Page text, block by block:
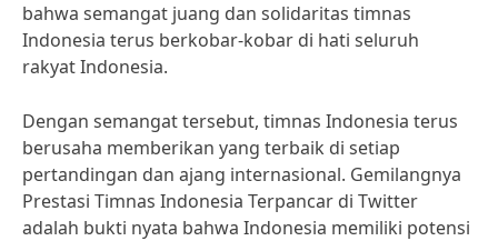
bahwa semangat juang dan solidaritas timnas
Indonesia terus berkobar-kobar di hati seluruh
rakyat Indonesia.
Dengan semangat tersebut, timnas Indonesia terus
berusaha memberikan yang terbaik di setiap
pertandingan dan ajang internasional. Gemilangnya
Prestasi Timnas Indonesia Terpancar di Twitter
adalah bukti nyata bahwa Indonesia memiliki potensi